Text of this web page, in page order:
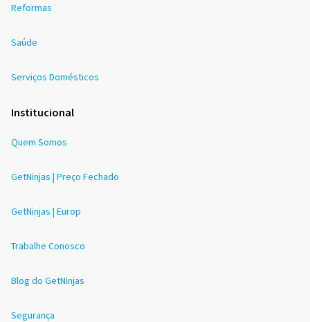
Reformas
Saúde
Serviços Domésticos
Institucional
Quem Somos
GetNinjas | Preço Fechado
GetNinjas | Europ
Trabalhe Conosco
Blog do GetNinjas
Segurança